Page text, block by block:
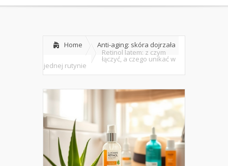
Home
Anti-aging: skóra dojrzała
Retinol latem: z czym
łączyć, a czego unikać w
jednej rutynie